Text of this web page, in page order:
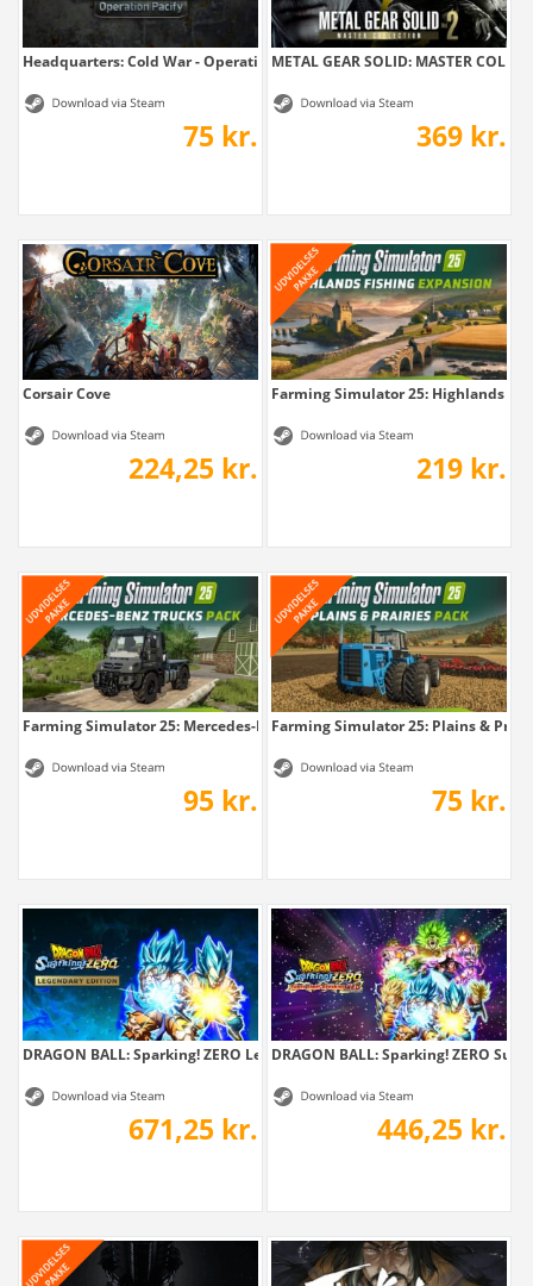
Headquarters: Cold War - Operation Pacify
75 kr.
METAL GEAR SOLID: MASTER
369 kr.
Corsair Cove
224,25 kr.
Farming Simulator 25: Highlands
219 kr.
Farming Simulator 25: Mercedes-Benz Trucks...
95 kr.
Farming Simulator 25: Plains &
75 kr.
DRAGON BALL: Sparking! ZERO Legendary Edition
671,25 kr.
DRAGON BALL: Sparking! ZERO
446,25 kr.